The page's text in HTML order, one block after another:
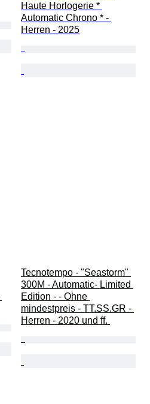
Haute Horlogerie *
Automatic Chrono * -
Herren - 2025
Tecnotempo - "Seastorm"
300M - Automatic- Limited
Edition - - Ohne
mindestpreis - TT.SS.GR -
Herren - 2020 und ff.